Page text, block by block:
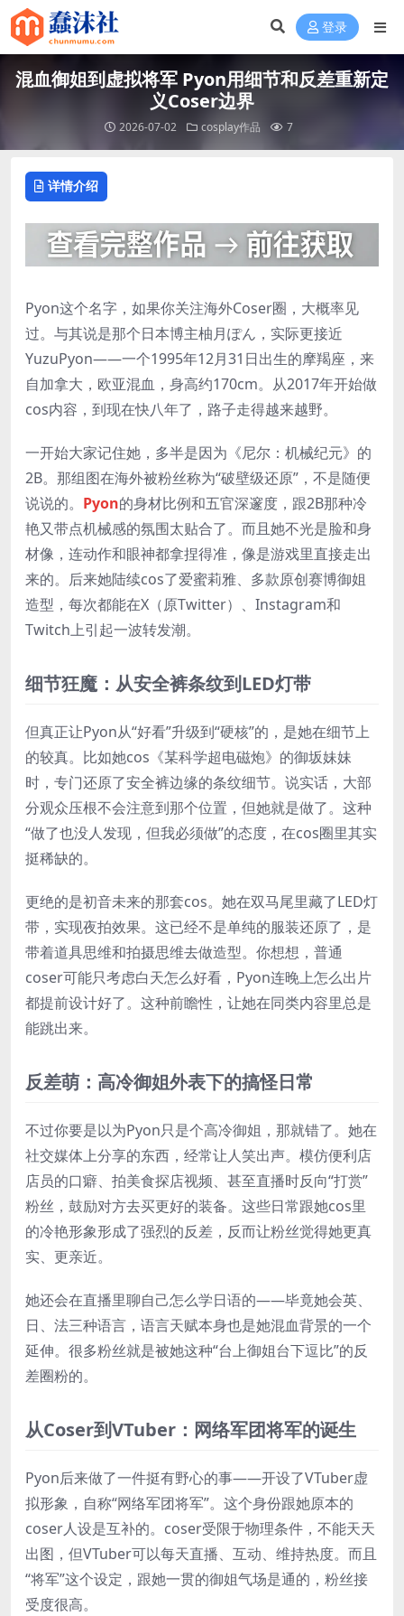
登录
混血御姐到虚拟将军 Pyon用细节和反差重新定
义Coser边界
2026-07-02 cosplay作品 7
详情介绍
Pyon这个名字，如果你关注海外Coser圈，大概率见
过。与其说是那个日本博主柚月ぽん，实际更接近
YuzuPyon——一个1995年12月31日出生的摩羯座，来
自加拿大，欧亚混血，身高约170cm。从2017年开始做
cos内容，到现在快八年了，路子走得越来越野。
一开始大家记住她，多半是因为《尼尔：机械纪元》的
2B。那组图在海外被粉丝称为“破壁级还原”，不是随便
说说的。 Pyon的身材比例和五官深邃度，跟2B那种冷
艳又带点机械感的氛围太贴合了。而且她不光是脸和身
材像，连动作和眼神都拿捏得准，像是游戏里直接走出
来的。后来她陆续cos了爱蜜莉雅、多款原创赛博御姐
造型，每次都能在X（原Twitter）、Instagram和
Twitch上引起一波转发潮。
细节狂魔：从安全裤条纹到LED灯带
但真正让Pyon从“好看”升级到“硬核”的，是她在细节上
的较真。比如她cos《某科学超电磁炮》的御坂妹妹
时，专门还原了安全裤边缘的条纹细节。说实话，大部
分观众压根不会注意到那个位置，但她就是做了。这种
“做了也没人发现，但我必须做”的态度，在cos圈里其实
挺稀缺的。
更绝的是初音未来的那套cos。她在双马尾里藏了LED灯
带，实现夜拍效果。这已经不是单纯的服装还原了，是
带着道具思维和拍摄思维去做造型。你想想，普通
coser可能只考虑白天怎么好看，Pyon连晚上怎么出片
都提前设计好了。这种前瞻性，让她在同类内容里总是
能跳出来。
反差萌：高冷御姐外表下的搞怪日常
不过你要是以为Pyon只是个高冷御姐，那就错了。她在
社交媒体上分享的东西，经常让人笑出声。模仿便利店
店员的口癖、拍美食探店视频、甚至直播时反向“打赏”
粉丝，鼓励对方去买更好的装备。这些日常跟她cos里
的冷艳形象形成了强烈的反差，反而让粉丝觉得她更真
实、更亲近。
她还会在直播里聊自己怎么学日语的——毕竟她会英、
日、法三种语言，语言天赋本身也是她混血背景的一个
延伸。很多粉丝就是被她这种“台上御姐台下逗比”的反
差圈粉的。
从Coser到VTuber：网络军团将军的诞生
Pyon后来做了一件挺有野心的事——开设了VTuber虚
拟形象，自称“网络军团将军”。这个身份跟她原本的
coser人设是互补的。coser受限于物理条件，不能天天
出图，但VTuber可以每天直播、互动、维持热度。而且
“将军”这个设定，跟她一贯的御姐气场是通的，粉丝接
受度很高。